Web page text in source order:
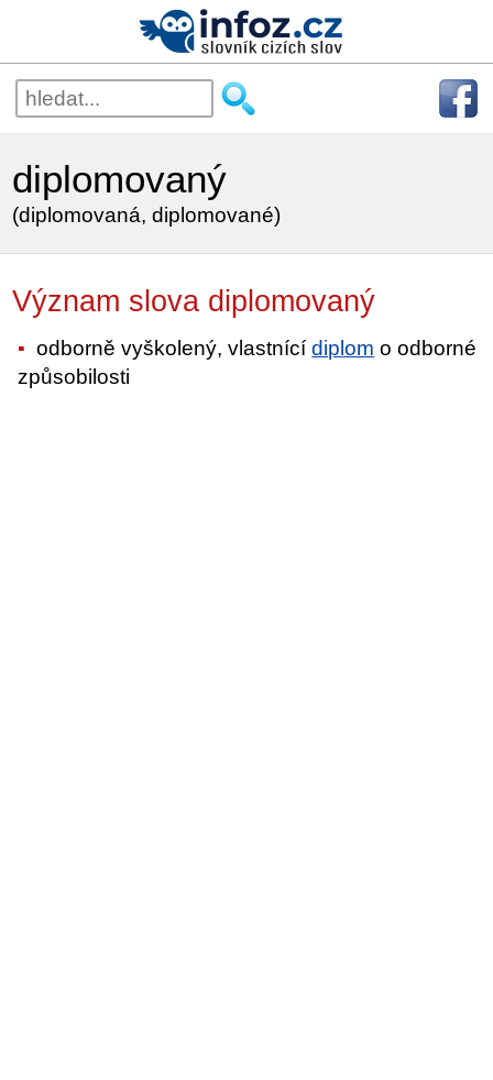
diplomovaný
(diplomovaná, diplomované)
Význam slova diplomovaný
odborně vyškolený, vlastnícídiplom o odborné
způsobilosti